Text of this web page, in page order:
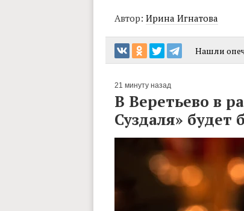
Автор: Ирина Игнатова
Нашли
21 минуту назад
В Веретьево в
Суздаля» будет